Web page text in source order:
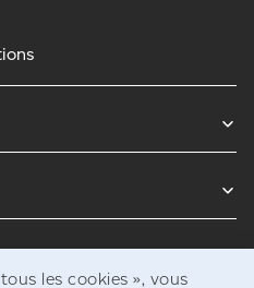
les cookies », vous